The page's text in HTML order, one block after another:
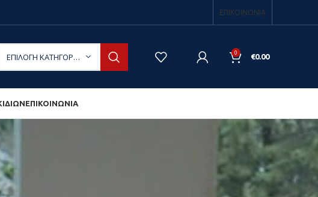
ΕΠΙΚΟΙΝΩΝΙΑ
ΕΠΙΛΟΓΉ ΚΑΤΗΓΟΡΊΑΣ 0 €0.00
ΕΠΙΚΟΙΝΩΝΙΑ